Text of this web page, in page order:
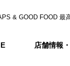
& GOOD FOOD 最
店舗情報